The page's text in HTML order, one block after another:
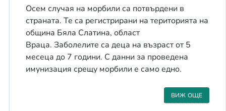
Осем случая на морбили са потвърдени в
страната. Те са регистрирани на територията на
община Бяла Слатина, област
Враца. Заболелите са деца на възраст от 5
месеца до 7 години. С данни за проведена
имунизация срещу морбили е само едно.
ВИЖ ОЩЕ